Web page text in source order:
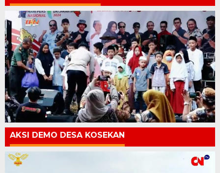
AKSI DEMO DESA KOSEKAN